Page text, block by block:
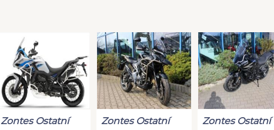
Zontes Ostatní Zontes Ostatní Zontes Ostatní